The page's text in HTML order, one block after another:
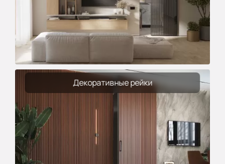
Декоративные рейки